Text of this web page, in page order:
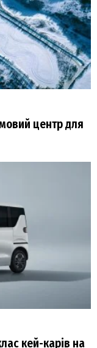
центр для
кей-карів на